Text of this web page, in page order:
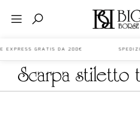
EXPRESS GRATIS DA 200€
scarpa stiletto